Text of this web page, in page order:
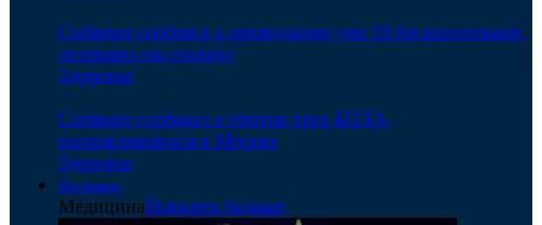
Собянин сообщил о ликвидации уже 19 беспилотников,
летевших на столицу
Здоровье
Собянин сообщил о сбитии трех БПЛА,
направлявшихся к Москве
Здоровье
Медицина
МедицинаПоказать больше